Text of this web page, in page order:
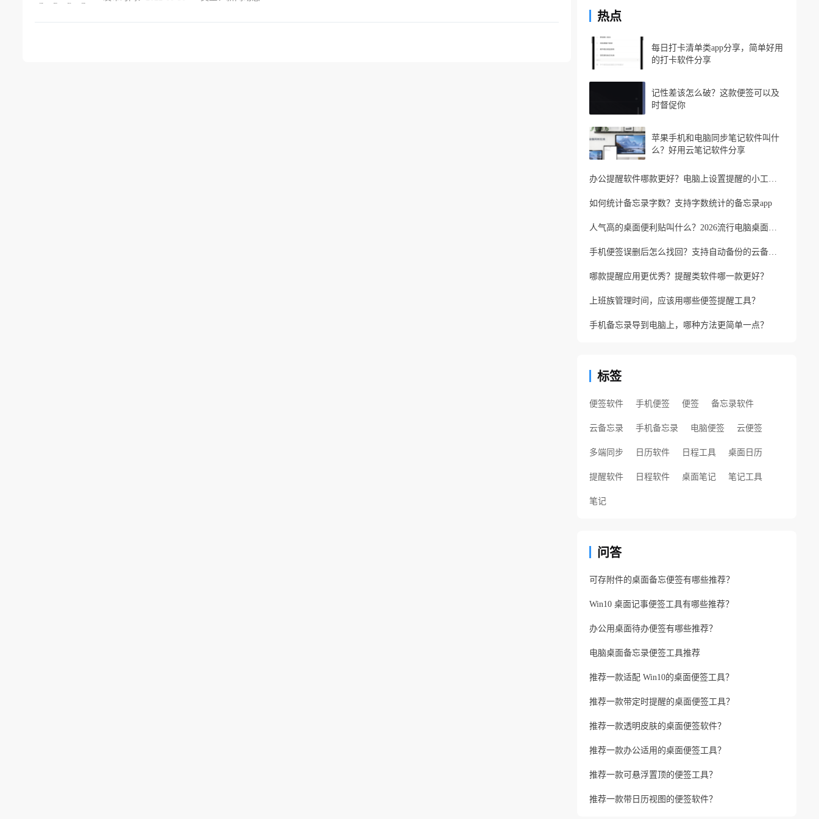
热点
每日打卡清单类app分享，简单好用
的打卡软件分享
记性差该怎么破？这款便签可以及
时督促你
苹果手机和电脑同步笔记软件叫什
么？好用云笔记软件分享
办公提醒软件哪款更好？电脑上设置提醒的小工具推荐
如何统计备忘录字数？支持字数统计的备忘录app
人气高的桌面便利贴叫什么？2026流行电脑桌面便利贴
手机便签误删后怎么找回？支持自动备份的云备忘录软件
哪款提醒应用更优秀？提醒类软件哪一款更好？
上班族管理时间，应该用哪些便签提醒工具？
手机备忘录导到电脑上，哪种方法更简单一点？
标签
便签软件 手机便签 便签 备忘录软件
云备忘录 手机备忘录 电脑便签 云便签
多端同步 日历软件 日程工具 桌面日历
提醒软件 日程软件 桌面笔记 笔记工具
笔记
问答
可存附件的桌面备忘便签有哪些推荐？
Win10 桌面记事便签工具有哪些推荐？
办公用桌面待办便签有哪些推荐？
电脑桌面备忘录便签工具推荐
推荐一款适配 Win10的桌面便签工具？
推荐一款带定时提醒的桌面便签工具？
推荐一款透明皮肤的桌面便签软件？
推荐一款办公适用的桌面便签工具？
推荐一款可悬浮置顶的便签工具？
推荐一款带日历视图的便签软件？